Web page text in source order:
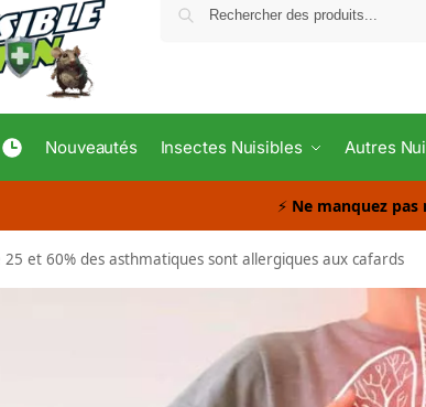
Nouveautés Insectes Nuisibles Autres
⚡ Ne manquez
25 et 60% des asthmatiques sont allergiques aux cafards